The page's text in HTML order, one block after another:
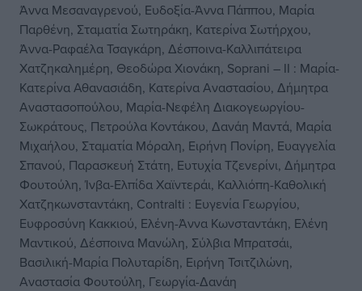
Άννα Μεσαναγρενού, Ευδοξία-Άννα Πάππου, Μαρία
Παρθένη, Σταματία Σωτηράκη, Κατερίνα Σωτήρχου,
Άννα-Ραφαέλα Τσαγκάρη, Δέσποινα-Καλλιπάτειρα
Χατζηκαλημέρη, Θεοδώρα Χιονάκη, Soprani – II : Μαρία-
Κατερίνα Αθανασιάδη, Κατερίνα Αναστασίου, Δήμητρα
Αναστασοπούλου, Μαρία-Νεφέλη Διακογεωργίου-
Σωκράτους, Πετρούλα Κοντάκου, Δανάη Μαντά, Μαρία
Μιχαήλου, Σταματία Μόραλη, Ειρήνη Πονίρη, Ευαγγελία
Σπανού, Παρασκευή Στάτη, Ευτυχία Τζενερίνι, Δήμητρα
Φουτούλη, Ίνβα-Ελπίδα Χαϊντεράι, Καλλιόπη-Καθολική
Χατζηκωνσταντάκη, Contralti : Ευγενία Γεωργίου,
Ευφροσύνη Κακκιού, Ελένη-Άννα Κωνσταντάκη, Ελένη
Μαντικού, Δέσποινα Μανώλη, Σύλβια Μπρατσάι,
Βασιλική-Μαρία Πολυταρίδη, Ειρήνη Τσιτζιλώνη,
Αναστασία Φουτούλη, Γεωργία-Δανάη